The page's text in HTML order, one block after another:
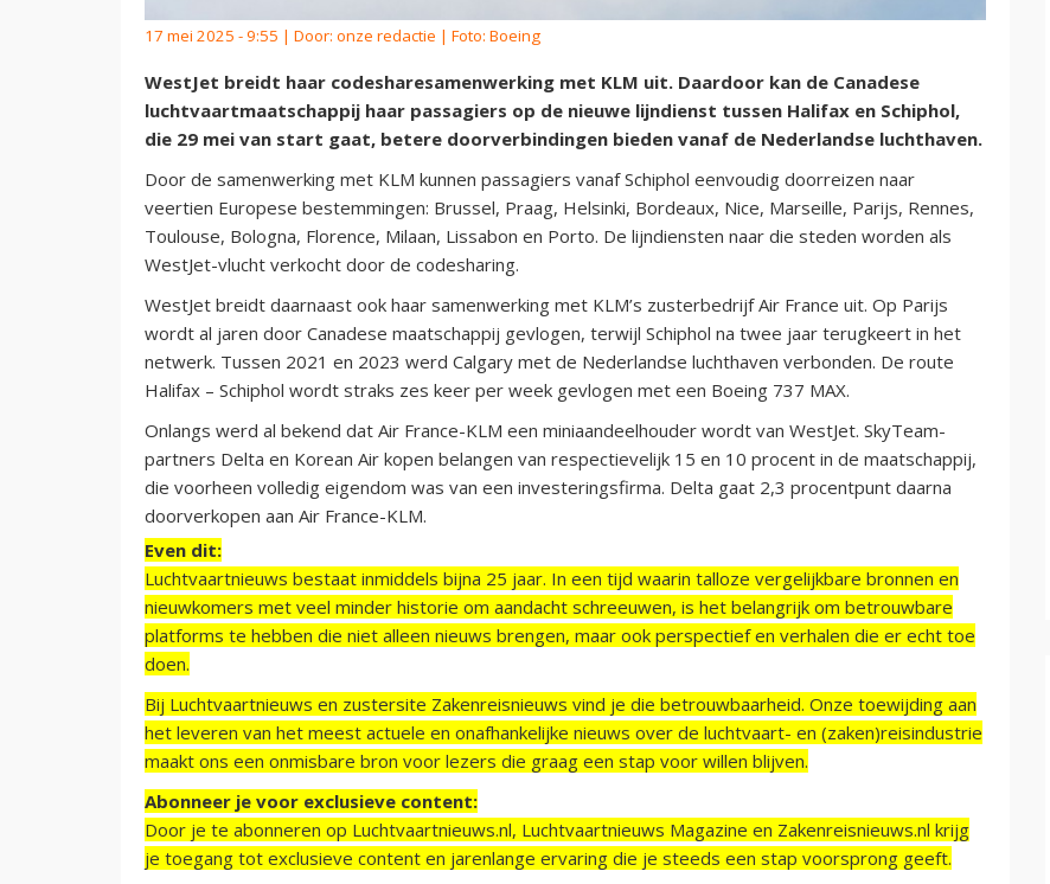
17 mei 2025 - 9:55 | Door: onze redactie | Foto: Boeing
WestJet breidt haar codesharesamenwerking met KLM uit. Daardoor kan de Canadese
luchtvaartmaatschappij haar passagiers op de nieuwe lijndienst tussen Halifax en Schiphol,
die 29 mei van start gaat, betere doorverbindingen bieden vanaf de Nederlandse luchthaven.
Door de samenwerking met KLM kunnen passagiers vanaf Schiphol eenvoudig doorreizen naar
veertien Europese bestemmingen: Brussel, Praag, Helsinki, Bordeaux, Nice, Marseille, Parijs, Rennes,
Toulouse, Bologna, Florence, Milaan, Lissabon en Porto. De lijndiensten naar die steden worden als
WestJet-vlucht verkocht door de codesharing.
WestJet breidt daarnaast ook haar samenwerking met KLM’s zusterbedrijf Air France uit. Op Parijs
wordt al jaren door Canadese maatschappij gevlogen, terwijl Schiphol na twee jaar terugkeert in het
netwerk. Tussen 2021 en 2023 werd Calgary met de Nederlandse luchthaven verbonden. De route
Halifax – Schiphol wordt straks zes keer per week gevlogen met een Boeing 737 MAX.
Onlangs werd al bekend dat Air France-KLM een miniaandeelhouder wordt van WestJet. SkyTeam-
partners Delta en Korean Air kopen belangen van respectievelijk 15 en 10 procent in de maatschappij,
die voorheen volledig eigendom was van een investeringsfirma. Delta gaat 2,3 procentpunt daarna
doorverkopen aan Air France-KLM.
Even dit:
Luchtvaartnieuws bestaat inmiddels bijna 25 jaar. In een tijd waarin talloze vergelijkbare bronnen en
nieuwkomers met veel minder historie om aandacht schreeuwen, is het belangrijk om betrouwbare
platforms te hebben die niet alleen nieuws brengen, maar ook perspectief en verhalen die er echt toe
doen.
Bij Luchtvaartnieuws en zustersite Zakenreisnieuws vind je die betrouwbaarheid. Onze toewijding aan
het leveren van het meest actuele en onafhankelijke nieuws over de luchtvaart- en (zaken)reisindustrie
maakt ons een onmisbare bron voor lezers die graag een stap voor willen blijven.
Abonneer je voor exclusieve content:
Door je te abonneren op Luchtvaartnieuws.nl, Luchtvaartnieuws Magazine en Zakenreisnieuws.nl krijg
je toegang tot exclusieve content en jarenlange ervaring die je steeds een stap voorsprong geeft.